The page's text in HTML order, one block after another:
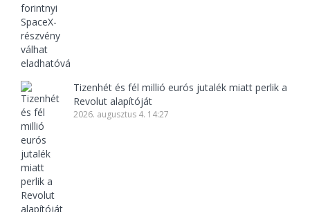
Tizenhét és fél millió eurós jutalék miatt perlik a
Revolut alapítóját
2026. augusztus 4. 14:27